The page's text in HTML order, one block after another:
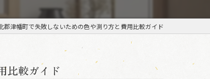
津幡町で失敗しないための色や測り方と費用比較ガイド
比較ガイド